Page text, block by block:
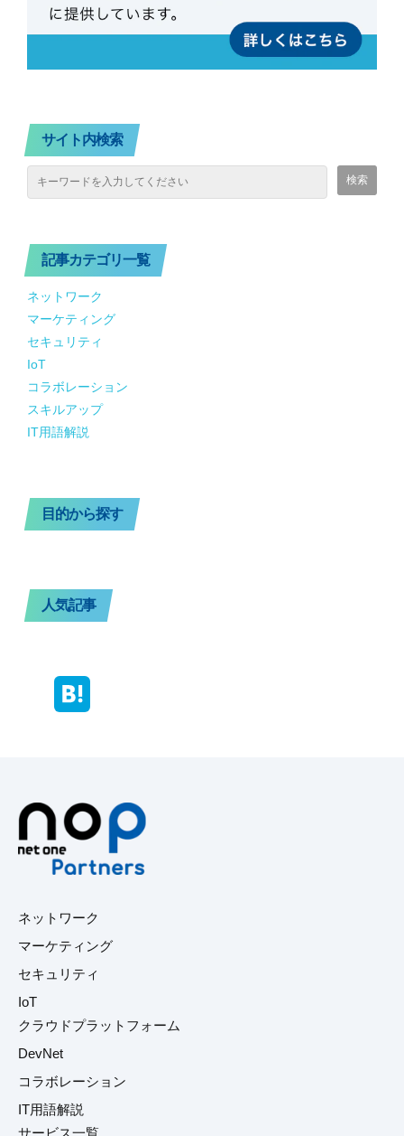
サイト内検索
記事カテゴリ一覧
ネットワーク
マーケティング
セキュリティ
IoT
コラボレーション
スキルアップ
IT用語解説
目的から探す
人気記事
ネットワーク
マーケティング
セキュリティ
IoT
クラウドプラットフォーム
DevNet
コラボレーション
IT用語解説
サービス一覧